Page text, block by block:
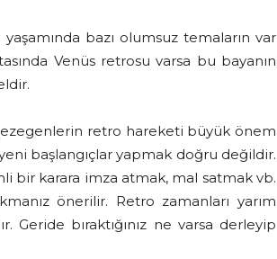
bazı olumsuz temaların var
Venüs retrosu varsa bu bayanın
retro hareketi büyük önem
başlangıçlar yapmak doğru değildir.
bir karara imza atmak, mal satmak vb.
önerilir. Retro zamanları yarım
bıraktığınız ne varsa derleyip